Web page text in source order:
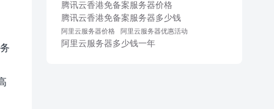
腾讯云香港免备案服务器价格
腾讯云香港免备案服务器多少钱
阿里云服务器价格 阿里云服务器优惠活动
阿里云服务器多少钱一年